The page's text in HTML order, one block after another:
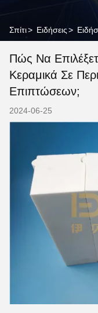
Σπίτι> Ειδήσεις>
Πώς Να
Κεραμικά Σε
Επιπτώσεων;
2024-06-25